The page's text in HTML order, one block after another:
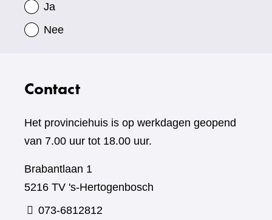
Ja
Nee
Contact
Het provinciehuis is op werkdagen geopend
van 7.00 uur tot 18.00 uur.
Brabantlaan 1
5216 TV 's-Hertogenbosch
073-6812812